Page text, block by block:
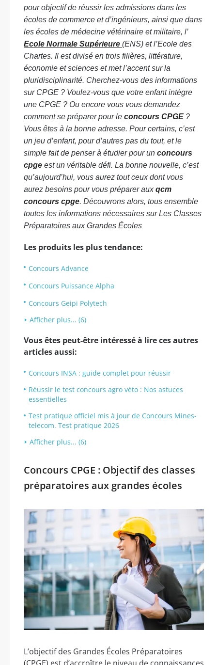
pour objectif de réussir les admissions dans les
écoles de commerce et d’ingénieurs, ainsi que dans
les écoles de médecine vétérinaire et militaire, l’
Ecole Normale Supérieure (ENS) et l’Ecole des
Chartes. Il est divisé en trois filières, littérature,
économie et sciences et met l’accent sur la
pluridisciplinarité. Cherchez-vous des informations
sur CPGE ? Voulez-vous que votre enfant intègre
une CPGE ? Ou encore vous vous demandez
comment se préparer pour le concours CPGE ?
Vous êtes à la bonne adresse. Pour certains, c’est
un jeu d’enfant, pour d’autres pas du tout, et le
simple fait de penser à étudier pour un concours
cpge est un véritable défi. La bonne nouvelle, c’est
qu’aujourd’hui, vous aurez tout ceux dont vous
aurez besoins pour vous préparer auxqcm
concours cpge. Découvrons alors, tous ensemble
toutes les informations nécessaires sur Les Classes
Préparatoires aux Grandes Écoles
Les produits les plus tendance:
Concours Advance
Concours Puissance Alpha
Concours Geipi Polytech
Afficher plus... (6)
Vous êtes peut-être intéressé à lire ces autres
articles aussi:
Concours INSA : guide complet pour réussir
Réussir le test concours agro véto : Nos astuces
essentielles
Test pratique officiel mis à jour de Concours Mines-
telecom. Test pratique 2026
Afficher plus... (6)
Concours CPGE : Objectif des classes
préparatoires aux grandes écoles
L’objectif des Grandes Écoles Préparatoires